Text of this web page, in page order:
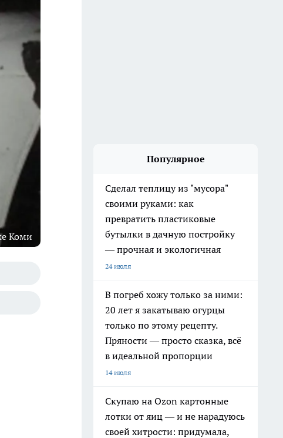
Коми
Популярное
Сделал теплицу из "мусора"
своими руками: как
превратить пластиковые
бутылки в дачную постройку
— прочная и экологичная
24 июля
В погреб хожу только за ними:
20 лет я закатываю огурцы
только по этому рецепту.
Пряности — просто сказка, всё
в идеальной пропорции
14 июля
Скупаю на Ozon картонные
лотки от яиц — и не нарадуюсь
своей хитрости: придумала,